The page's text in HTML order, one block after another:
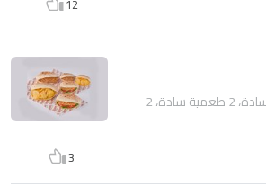
فول إسكندراني، فول سادة، 2 طعمية سادة، 2
3